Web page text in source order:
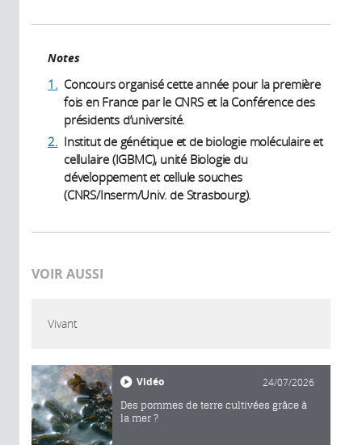
Notes
1. Concours organisé cette année pour la première
fois en France par le CNRS et la Conférence des
présidents d’université.
2. Institut de génétique et de biologie moléculaire et
cellulaire (IGBMC), unité Biologie du
développement et cellule souches
(CNRS/Inserm/Univ. de Strasbourg).
VOIR AUSSI
Vivant
Vidéo 24/07/2026
Des pommes de terre cultivées grâce à
la mer ?